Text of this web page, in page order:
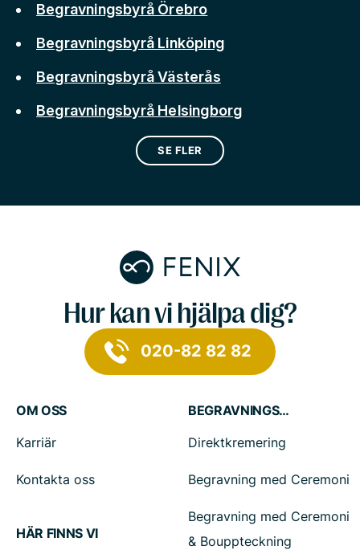
Begravningsbyrå Örebro
Begravningsbyrå Linköping
Begravningsbyrå Västerås
Begravningsbyrå Helsingborg
SE FLER
Hur kan vi hjälpa dig?
020-82 82 82
OM OSS
Karriär
Kontakta oss
HÄR FINNS VI
BEGRAVNINGSTJÄNSTER
Direktkremering
Begravning med Ceremoni
Begravning med Ceremoni
& Bouppteckning